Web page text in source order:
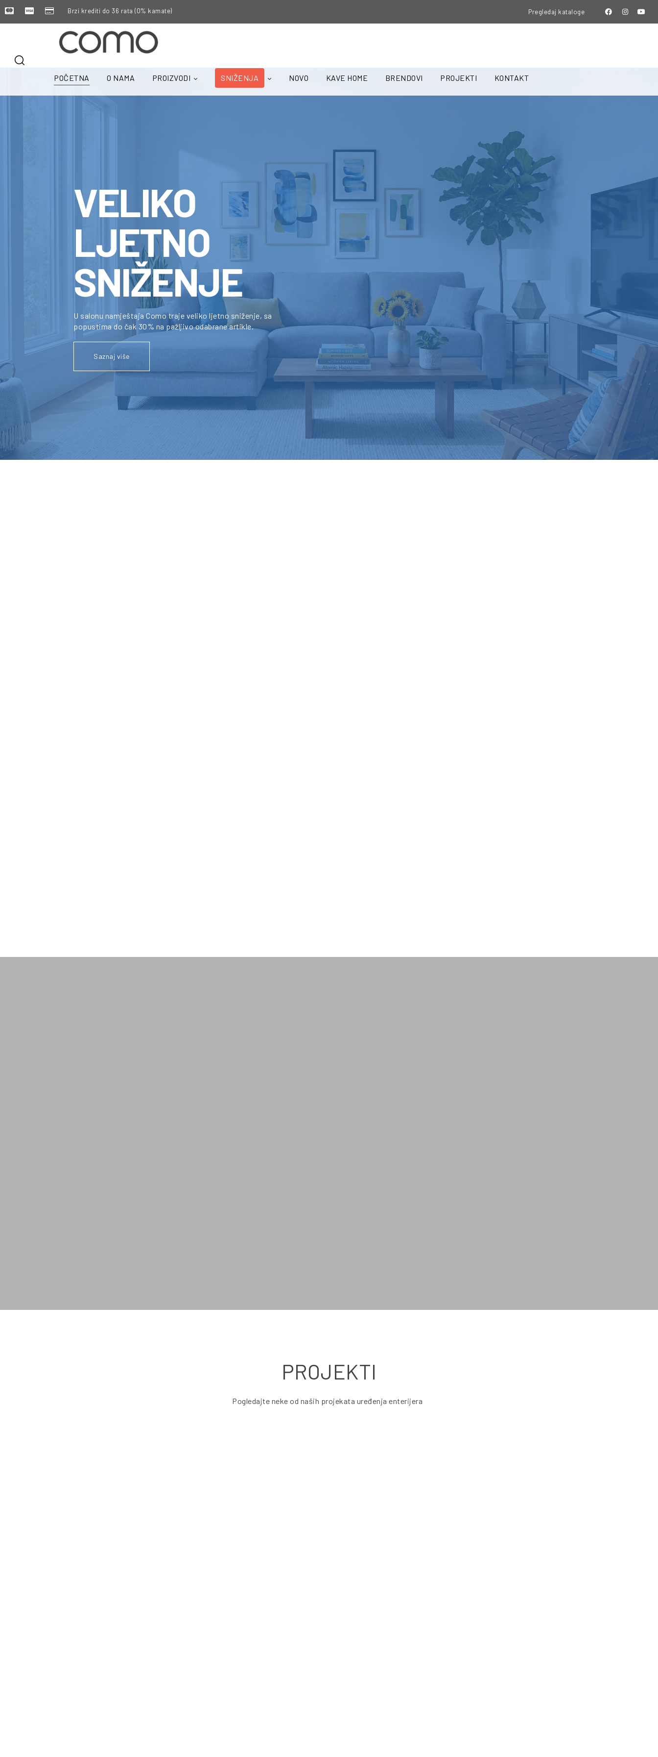
Brzi krediti do 36 rata (0% kamate) Pregledaj kataloge
POČETNA O NAMA PROIZVODI SNIŽENJA NOVO KAVE HOME BRENDOVI PROJEKTI KONTAKT
VELIKO
LJETNO
SNIŽENJE
U salonu namještaja Como traje veliko ljetno sniženje, sa
popustima do čak 30% na pažljivo odabrane artikle.
Saznaj više
PROJEKTI
Pogledajte neke od naših projekata uređenja enterijera